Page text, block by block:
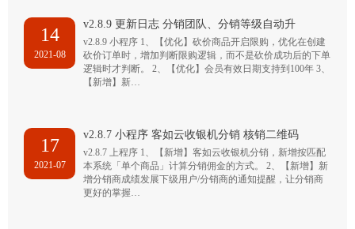
14
2021-08
v2.8.9 更新日志 分销团队、分销等级自动升
v2.8.9 小程序 1、【优化】砍价商品开启限购，优化在创建
砍价订单时，增加判断限购逻辑，而不是砍价成功后的下单
逻辑时才判断。 2、【优化】会员有效日期支持到100年 3、
【新增】新…
17
2021-07
v2.8.7 小程序 客如云收银机分销 核销二维码
v2.8.7 上程序 1、【新增】客如云收银机分销，新增按匹配
本系统「单个商品」计算分销佣金的方式。 2、【新增】新
增分销商成绩发展下级用户/分销商的通知提醒，让分销商
更好的掌握…